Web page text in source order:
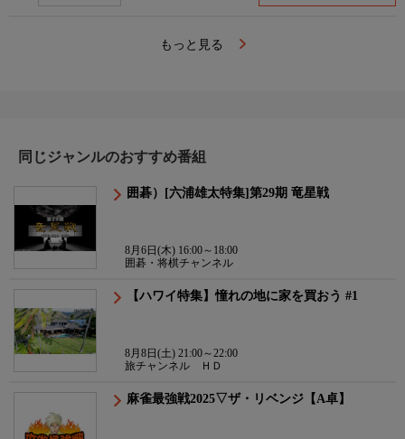
もっと見る
同じジャンルのおすすめ番組
囲碁）[六浦雄太特集]第29期 竜星戦
8月6日(木) 16:00～18:00
囲碁・将棋チャンネル
【ハワイ特集】憧れの地に家を買おう #1
8月8日(土) 21:00～22:00
旅チャンネル ＨＤ
麻雀最強戦2025▽ザ・リベンジ【A卓】